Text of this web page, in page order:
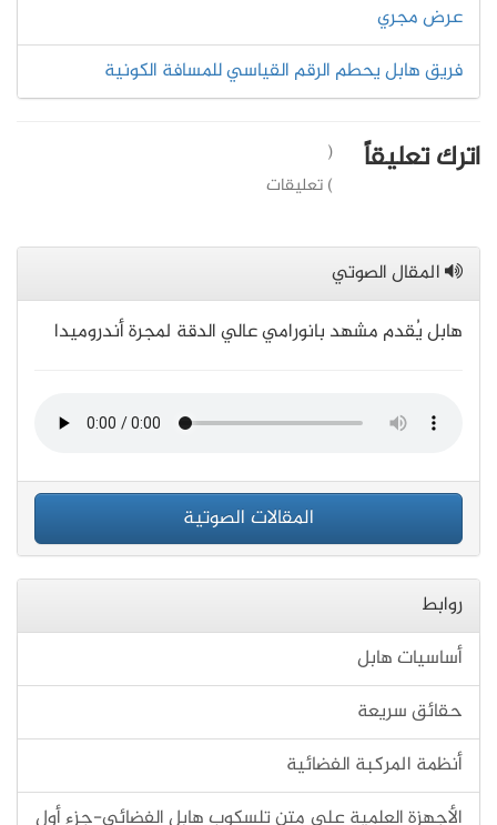
عرض مجري
فريق هابل يحطم الرقم القياسي للمسافة الكونية
اترك تعليقاً
(
) تعليقات
المقال الصوتي
هابل يُقدم مشهد بانورامي عالي الدقة لمجرة أندروميدا
المقالات الصوتية
روابط
أساسيات هابل
حقائق سريعة
أنظمة المركبة الفضائية
الأجهزة العلمية على متن تلسكوب هابل الفضائي-جزء أول